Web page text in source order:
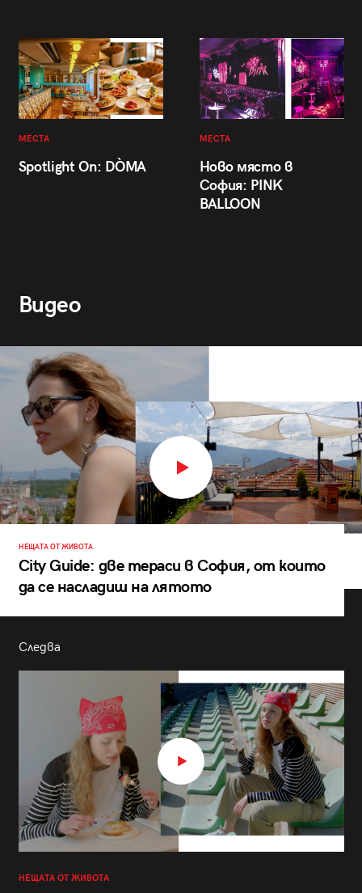
МЕСТА
Spotlight On: DÒMA
МЕСТА
Ново място в
София: PINK
BALLOON
Видео
НЕЩАТА ОТ ЖИВОТА
City Guide: две тераси в София, от които
да се насладиш на лятото
Следва
НЕЩАТА ОТ ЖИВОТА